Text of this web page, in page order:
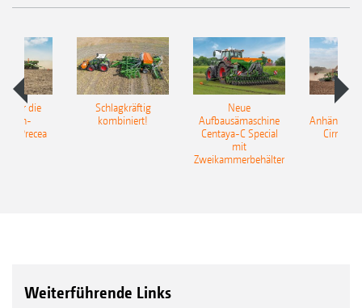
für die
Precea
Schlagkräftig
kombiniert!
Neue
Aufbausämaschine
Centaya-C Special
mit
Zweikammerbehälter
Cirrus
Weiterführende Links